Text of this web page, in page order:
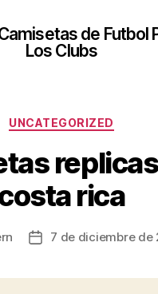
de Futbol
Los Clubs
Categorías
UNCATEGORIZED
rica
Fecha7 de diciembre de